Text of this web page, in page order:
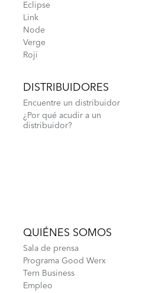
Eclipse
Link
Node
Verge
Roji
DISTRIBUIDORES
Encuentre un distribuidor
¿Por qué acudir a un
distribuidor?
QUIÉNES SOMOS
Sala de prensa
Programa Good Werx
Tern Business
Empleo